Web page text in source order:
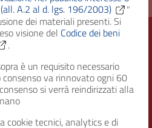
A.2 al d. lgs. 196/2003)
”
dei materiali presenti. Si
visione del Codice dei beni
.
è un requisito necessario
va rinnovato ogni 60
si verrà reindirizzati alla
cookie tecnici, analytics e di
– Archivio Storico